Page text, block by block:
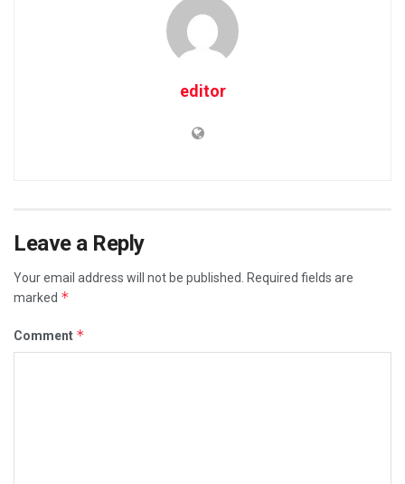
editor
Leave a Reply
Your email address will not be published.
Required fields are
marked *
Comment *